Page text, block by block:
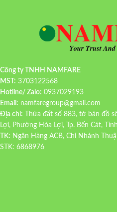
Công ty TNHH NAMFARE
MST: 3703122568
Hotline/ Zalo: 0937029193
Email: namfaregroup@gmail.com
Địa chỉ: Thửa đất số 883, tờ bản đồ
Lợi, Phường Hòa Lợi, Tp. Bến Cát,
TK: Ngân Hàng ACB, Chi Nhánh
STK: 6868976